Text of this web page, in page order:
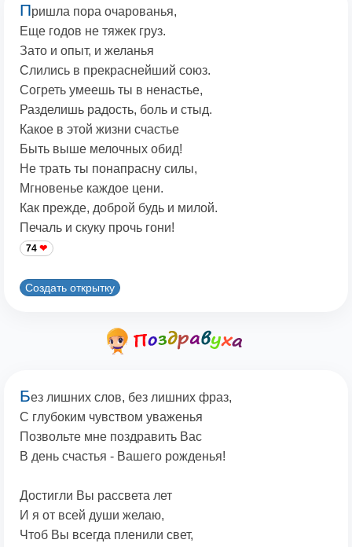
Пришла пора очарованья,
Еще годов не тяжек груз.
Зато и опыт, и желанья
Слились в прекраснейший союз.
Согреть умеешь ты в ненастье,
Разделишь радость, боль и стыд.
Какое в этой жизни счастье
Быть выше мелочных обид!
Не трать ты понапрасну силы,
Мгновенье каждое цени.
Как прежде, доброй будь и милой.
Печаль и скуку прочь гони!
74
Создать открытку
Без лишних слов, без лишних фраз,
С глубоким чувством уваженья
Позвольте мне поздравить Вас
В день счастья - Вашего рожденья!
Достигли Вы рассвета лет
И я от всей души желаю,
Чтоб Вы всегда пленили свет,